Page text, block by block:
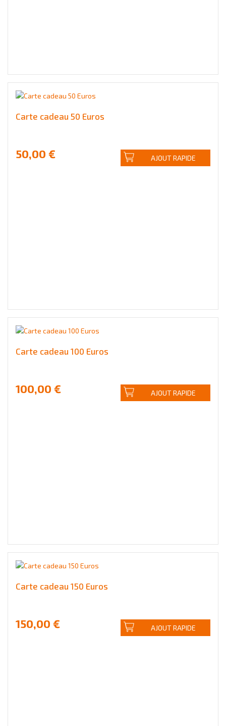
Carte cadeau 50 Euros
50,00 € AJOUT RAPIDE
Carte cadeau 100 Euros
100,00 € AJOUT RAPIDE
Carte cadeau 150 Euros
150,00 € AJOUT RAPIDE